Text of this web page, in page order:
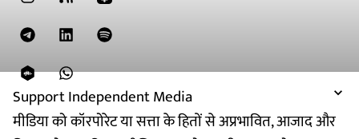
Support Independent Media
मीडिया को कॉरपोरेट या सत्ता के हितों से अप्रभावित, आजाद और